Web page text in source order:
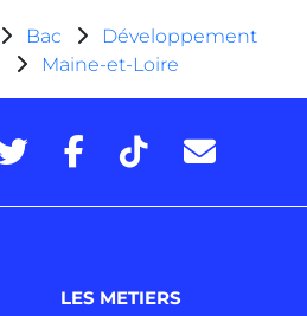
Bac
Développement
Maine-et-Loire
LES METIERS